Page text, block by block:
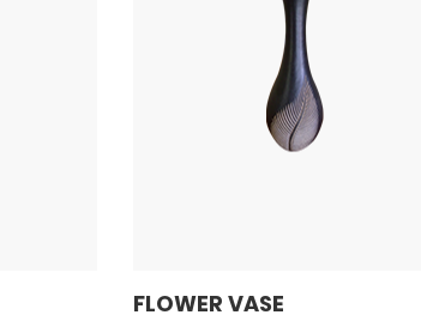
FLOWER VASE